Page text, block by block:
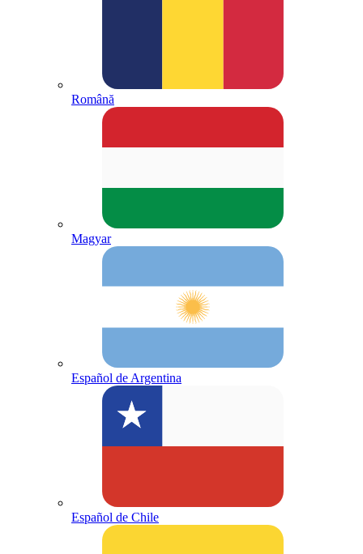
Română
Magyar
Español de Argentina
Español de Chile